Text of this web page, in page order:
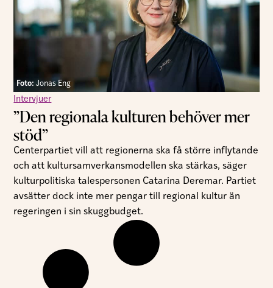
Foto:Jonas Eng
Intervjuer
”Den regionala kulturen behöver mer
stöd”
Centerpartiet vill att regionerna ska få större inflytande
och att kultursamverkansmodellen ska stärkas, säger
kulturpolitiska talespersonen Catarina Deremar. Partiet
avsätter dock inte mer pengar till regional kultur än
regeringen i sin skuggbudget.